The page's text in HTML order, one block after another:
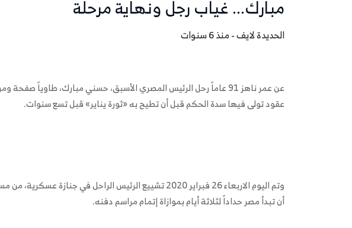
مبارك... غياب رجل ونهاية مرحلة
الحديدة لايف - منذ 6 سنوات
عن عمر ناهز 91 عاماً رحل الرئيس المصري الأسبق، حسني مبارك، طاوياً
عقود تولى فيها سدة الحكم قبل أن تطيح به «ثورة يناير» قبل تسع سنوات.
وتم اليوم الاربعاء 26 فبراير 2020 تشييع الرئيس الراحل في
أن تبدأ مصر حداداً لثلاثة أيام بموازاة إتمام مراسم دفنه.